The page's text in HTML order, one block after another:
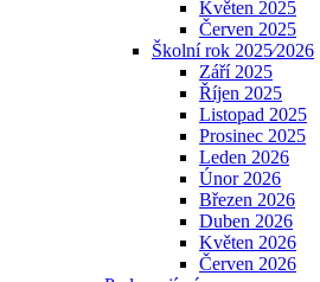
Květen 2025
Červen 2025
Školní rok 2025⁄2026
Září 2025
Říjen 2025
Listopad 2025
Prosinec 2025
Leden 2026
Únor 2026
Březen 2026
Duben 2026
Květen 2026
Červen 2026